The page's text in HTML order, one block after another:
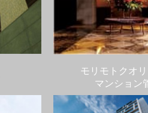
モリモトクオ
マンション